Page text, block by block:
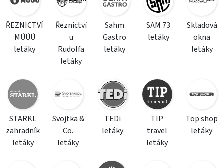
ŘEZNICTVÍ
MÚÚÚ
letáky
Řeznictví
u
Rudolfa
letáky
Sahm
Gastro
letáky
SAM 73
letáky
Skladová
okna
letáky
STARKL
zahradník
letáky
Svojtka &
Co.
letáky
TEDi
letáky
TIP
travel
letáky
Top shop
letáky